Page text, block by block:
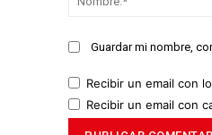
Guardar mi nombre,
Recibir un email con
Recibir un email con